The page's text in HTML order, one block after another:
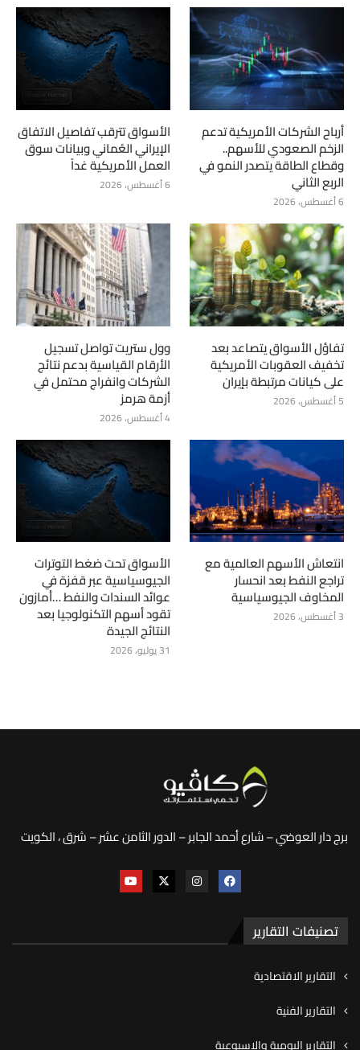
أرباح الشركات الأمريكية تدعم
الزخم الصعودي للأسهم..
وقطاع الطاقة يتصدر النمو في
الربع الثاني
6 أغسطس، 2026
الأسواق تترقب تفاصيل الاتفاق
الإيراني العُماني وبيانات سوق
العمل الأمريكية غداً
6 أغسطس، 2026
تفاؤل الأسواق يتصاعد بعد
تخفيف العقوبات الأمريكية
على كيانات مرتبطة بإيران
5 أغسطس، 2026
وول ستريت تواصل تسجيل
الأرقام القياسية بدعم نتائج
الشركات وانفراج محتمل في
أزمة هرمز
4 أغسطس، 2026
انتعاش الأسهم العالمية مع
تراجع النفط بعد انحسار
المخاوف الجيوسياسية
3 أغسطس، 2026
الأسواق تحت ضغط التوترات
الجيوسياسية عبر قفزة في
عوائد السندات والنفط …أمازون
تقود أسهم التكنولوجيا بعد
النتائج الجيدة
31 يوليو، 2026
برج دار العوضي – شارع أحمد الجابر – الدور الثامن عشر – شرق ، الكويت
تصنيفات التقارير
التقارير الاقتصادية
التقارير الفنية
التقارير اليومية والاسبوعية